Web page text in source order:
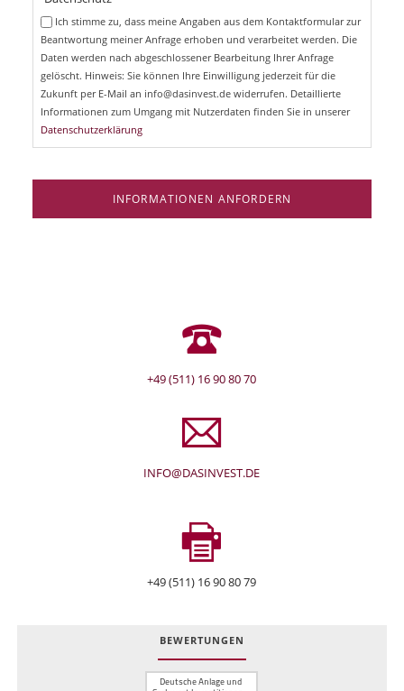
Ich stimme zu, dass meine Angaben aus dem Kontaktformular zur
Beantwortung meiner Anfrage erhoben und verarbeitet werden. Die
Daten werden nach abgeschlossener Bearbeitung Ihrer Anfrage
gelöscht. Hinweis: Sie können Ihre Einwilligung jederzeit für die
Zukunft per E-Mail an info@dasinvest.de widerrufen. Detaillierte
Informationen zum Umgang mit Nutzerdaten finden Sie in unserer
Datenschutzerklärung
INFORMATIONEN ANFORDERN
+49 (511) 16 90 80 70
INFO@DASINVEST.DE
+49 (511) 16 90 80 79
BEWERTUNGEN